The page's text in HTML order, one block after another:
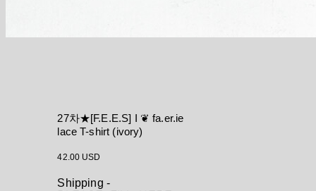
27차★[F.E.E.S] I ❦ fa.er.ie
lace T-shirt (ivory)
42.00 USD
Shipping -